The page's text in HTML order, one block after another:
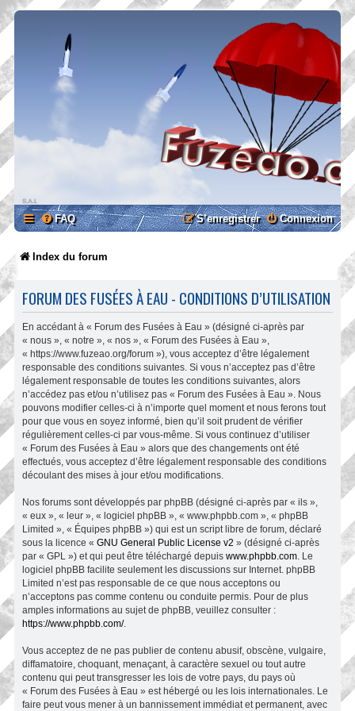
FAQ Connexion
S’enregistrer
Index du forum
FORUM DES FUSÉES À EAU - CONDITIONS D’UTILISATION
En accédant à « Forum des Fusées à Eau » (désigné ci-après par
« nous », « notre », « nos », « Forum des Fusées à Eau »,
« https://www.fuzeao.org/forum »), vous acceptez d’être légalement
responsable des conditions suivantes. Si vous n’acceptez pas d’être
légalement responsable de toutes les conditions suivantes, alors
n’accédez pas et/ou n’utilisez pas « Forum des Fusées à Eau ». Nous
pouvons modifier celles-ci à n’importe quel moment et nous ferons tout
pour que vous en soyez informé, bien qu’il soit prudent de vérifier
régulièrement celles-ci par vous-même. Si vous continuez d’utiliser
« Forum des Fusées à Eau » alors que des changements ont été
effectués, vous acceptez d’être légalement responsable des conditions
découlant des mises à jour et/ou modifications.
Nos forums sont développés par phpBB (désigné ci-après par « ils »,
« eux », « leur », « logiciel phpBB », « www.phpbb.com », « phpBB
Limited », « Équipes phpBB ») qui est un script libre de forum, déclaré
sous la licence « GNU General Public License v2 » (désigné ci-après
par « GPL ») et qui peut être téléchargé depuis www.phpbb.com . Le
logiciel phpBB facilite seulement les discussions sur Internet. phpBB
Limited n’est pas responsable de ce que nous acceptons ou
n’acceptons pas comme contenu ou conduite permis. Pour de plus
amples informations au sujet de phpBB, veuillez consulter :
https://www.phpbb.com/.
Vous acceptez de ne pas publier de contenu abusif, obscène, vulgaire,
diffamatoire, choquant, menaçant, à caractère sexuel ou tout autre
contenu qui peut transgresser les lois de votre pays, du pays où
« Forum des Fusées à Eau » est hébergé ou les lois internationales. Le
faire peut vous mener à un bannissement immédiat et permanent, avec